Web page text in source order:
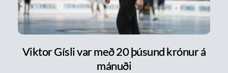
Viktor Gísli var með 20 þúsund krónur á
mánuði